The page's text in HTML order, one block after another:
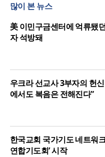
인도 마하라슈트라
올리벳대학교, 120
구 사용 승인… 장기
많이 본 뉴스
美 이민구금센터에 억류됐
자 석방돼
우크라 선교사 3부자의 헌
에서도 복음은 전해진다”
한국교회 국가기도 네트워
연합기도회’ 시작